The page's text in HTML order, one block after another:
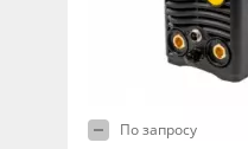
По запросу